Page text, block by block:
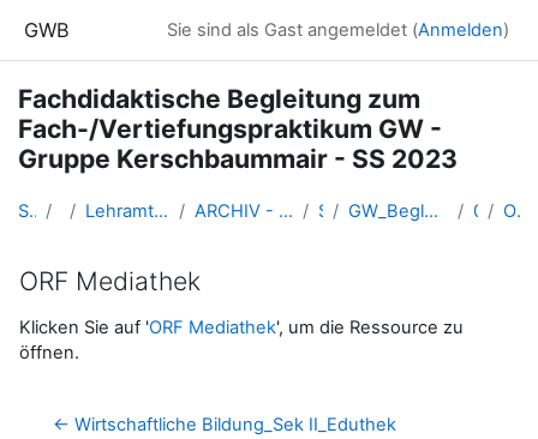
GWB Sie sind als Gast angemeldet (Anmelden)
Fachdidaktische Begleitung zum
Fach-/Vertiefungspraktikum GW -
Gruppe Kerschbaummair - SS 2023
Startseite Kurse Lehramtsausbildung GW im Cluster Österreich Mitte ARCHIV - Lehrveranstaltungen am Standort Linz - seit 2016 SS_2023 GW_BegleitLV_Bachelorpraktikum_Kerschbaummair_2023ss 08-27.04. ORF Mediathek
ORF Mediathek
Abschlussbedingungen
Klicken Sie auf 'ORF Mediathek', um die Ressource zu
öffnen.
← Wirtschaftliche Bildung_Sek II_Eduthek